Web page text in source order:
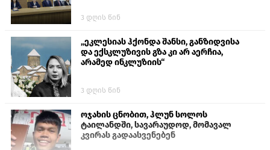
3 დღის წინ
„ეკლესიას ჰქონდა შანსი, განზიდვისა
და ექსკლუზივის გზა კი არ აერჩია,
არამედ ინკლუზიის“
3 დღის წინ
ოჯახის ცნობით, ჰლუნ სოლოს
ტაილანდში, სავარაუდოდ, მომავალ
კვირას გადაასვენებენ